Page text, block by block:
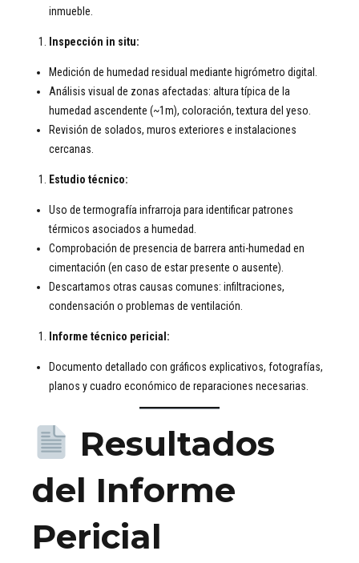
inmueble.
Inspección in situ:
Medición de humedad residual mediante higrómetro digital.
Análisis visual de zonas afectadas: altura típica de la
humedad ascendente (~1m), coloración, textura del yeso.
Revisión de solados, muros exteriores e instalaciones
cercanas.
Estudio técnico:
Uso de termografía infrarroja para identificar patrones
térmicos asociados a humedad.
Comprobación de presencia de barrera anti-humedad en
cimentación (en caso de estar presente o ausente).
Descartamos otras causas comunes: infiltraciones,
condensación o problemas de ventilación.
Informe técnico pericial:
Documento detallado con gráficos explicativos, fotografías,
planos y cuadro económico de reparaciones necesarias.
Resultados
del Informe
Pericial